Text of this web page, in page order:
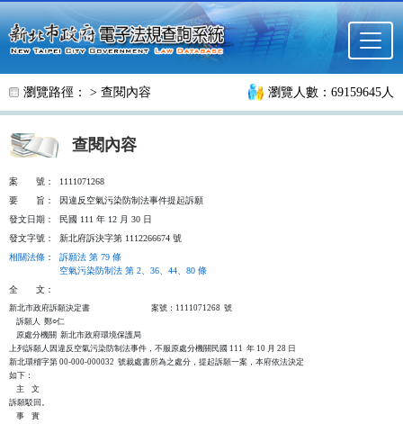
跳至主要內容
瀏覽路徑： > 查閱內容 瀏覽人數：69159645人
查閱內容
案 號：
1111071268
要
旨：
因違反空氣污染防制法事件提起訴願
發文日期：
民國 111 年 12 月 30 日
發文字號：
新北府訴決字第 1112266674 號
相關法條 ：
訴願法 第 79 條
空氣污染防制法 第 2、36、44、80 條
全
文：
新北市政府訴願決定書                                  案號：1111071268  號
    訴願人  鄭○仁
    原處分機關  新北市政府環境保護局
上列訴願人因違反空氣污染防制法事件，不服原處分機關民國 111  年 10 月 28 日
新北環稽字第 00-000-000032  號裁處書所為之處分，提起訴願一案，本府依法決定
如下：
    主    文
訴願駁回。
    事    實